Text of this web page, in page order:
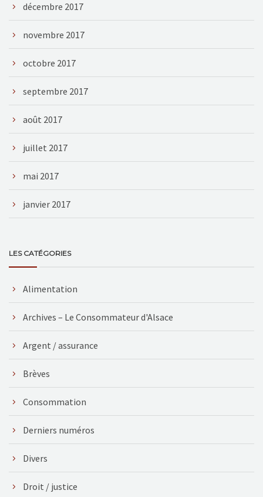
décembre 2017
novembre 2017
octobre 2017
septembre 2017
août 2017
juillet 2017
mai 2017
janvier 2017
LES CATÉGORIES
Alimentation
Archives – Le Consommateur d'Alsace
Argent / assurance
Brèves
Consommation
Derniers numéros
Divers
Droit / justice